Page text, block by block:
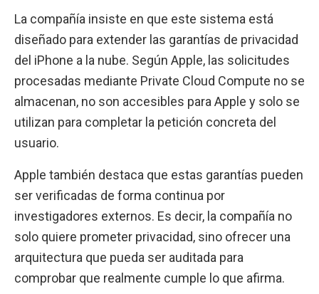
La compañía insiste en que este sistema está
diseñado para extender las garantías de privacidad
del iPhone a la nube. Según Apple, las solicitudes
procesadas mediante Private Cloud Compute no se
almacenan, no son accesibles para Apple y solo se
utilizan para completar la petición concreta del
usuario.
Apple también destaca que estas garantías pueden
ser verificadas de forma continua por
investigadores externos. Es decir, la compañía no
solo quiere prometer privacidad, sino ofrecer una
arquitectura que pueda ser auditada para
comprobar que realmente cumple lo que afirma.